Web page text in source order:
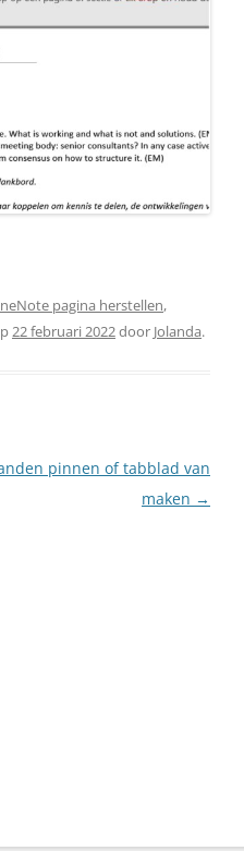
pagina herstellen,
22 februari 2022door Jolanda.
pinnen of tabblad van
maken →